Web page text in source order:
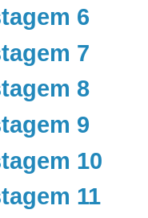
6
7
8
9
10
11